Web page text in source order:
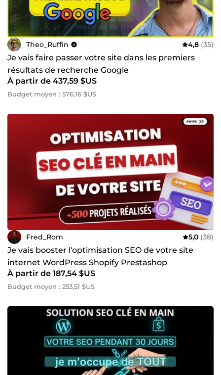
Theo_Ruffin 4,8 (35)
Je vais faire passer votre site dans les premiers
résultats de recherche Google
À partir de 437,59 $US
Budget moyen : 576,16 $US
Fred_Rom 5,0 (38)
Je vais booster l'optimisation SEO de votre site
internet WordPress Shopify Prestashop
À partir de 187,54 $US
Budget moyen : 253,51 $US